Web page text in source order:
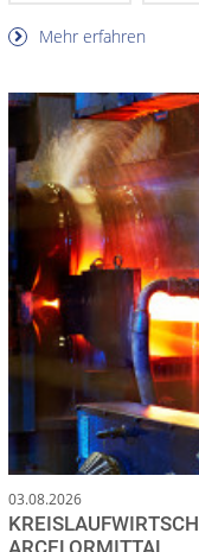
Mehr erfahren
03.08.2026
ARCELORMITTAL